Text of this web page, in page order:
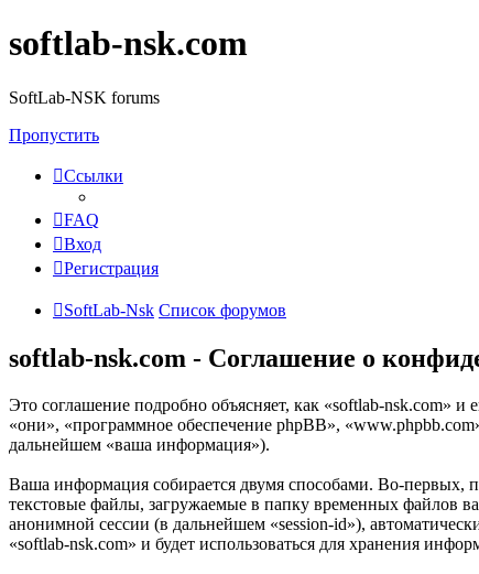
softlab-nsk.com
SoftLab-NSK forums
Пропустить
Ссылки
FAQ
Вход
Регистрация
SoftLab-Nsk Список форумов
softlab-nsk.com - Соглашение о
Это соглашение подробно объясняет, как «softlab-nsk.com»
«они», «программное обеспечение phpBB»,
дальнейшем «ваша информация»).
Ваша информация собирается двумя способами. Во-первых,
текстовые файлы, загружаемые в папку временных файлов
анонимной сессии (в дальнейшем «session-id»),
«softlab-nsk.com» и будет использоваться для хранения